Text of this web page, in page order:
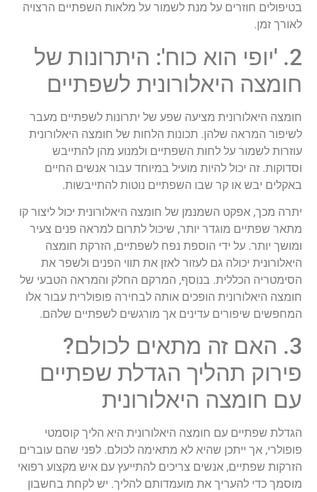
בטיפולים חוזרים על מנת לשמור על מלאות השפתיים הרצויה
לאורך זמן.
2. 'יופי הוא כוח': היתרונות של
חומצה היאלורונית לשפתיים
חומצה היאלורונית מציעה שפע של יתרונות לשפתיים מעבר
לשיפור המראה שלהן. תכונות הלחות של חומצה היאלורונית
עוזרות לשמור על לחות השפתיים ולמנוע מהן להתייבש
וסדוקות. זה יכול להיות מועיל במיוחד עבור אנשים החיים
באקלים יבש או קר שבו השפתיים נוטות להתייבשות.
יתרה מכך, אפקט השמנמן של חומצה היאלורונית יכול ליצור קו
מתאר שפתיים מוגדר יותר, שיכול לתרום למראה פנים צעיר
ומושך יותר. על ידי הוספת נפח לשפתיים, הזרקת חומצה
היאלורונית יכולה גם לעזור לאזן את תווי הפנים ולשפר את
הסימטריה הכללית. בנוסף, המרקם החלק והמראה הטבעי של
חומצה היאלורונית הופכים אותה לבחירה פופולרית עבור אלו
המחפשים שיפורים עדינים אך מורגשים לשפתיים שלהם.
3. האם זה מתאים לכולם?
פירוק תהליך הגדלת שפתיים
עם חומצה היאלורונית
הגדלת שפתיים עם חומצה היאלורונית היא הליך קוסמטי
פופולרי, אך ייתכן שהיא לא מתאימה לכולם. לפני שהם עוברים
הזרקות שפתיים, אנשים צריכים להתייעץ עם איש מקצוע רפואי
מוסמך כדי להעריך את מועמדותם להליך. יש לקחת בחשבון